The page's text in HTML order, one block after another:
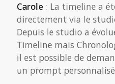
Carole : La timeline a
directement via le
Depuis le studio a
Timeline mais
il est possible de
un prompt